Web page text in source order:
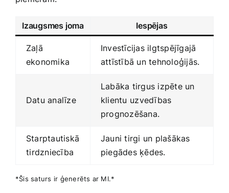
Izaugsmes joma Iespējas
Zaļā
ekonomika
Investīcijas ilgtspējīgajā
‌attīstībā un tehnoloģijās.
Datu analīze
Labāka tirgus izpēte un
klientu⁢ uzvedības
prognozēšana.
Starptautiskā
⁤tirdzniecība
Jauni tirgi ​un plašākas
piegādes ķēdes.
*Šis saturs ir ģenerēts ar MI.*